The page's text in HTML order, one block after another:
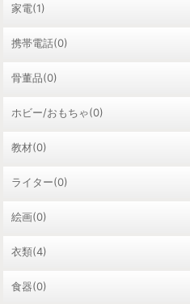
家電(1)
携帯電話(0)
骨董品(0)
ホビー/おもちゃ(0)
教材(0)
ライター(0)
絵画(0)
衣類(4)
食器(0)